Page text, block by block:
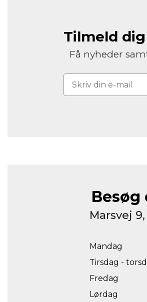
Tilmeld
Få nyheder
Marsvej
Mandag
Tirsdag -
Fredag
Lørdag